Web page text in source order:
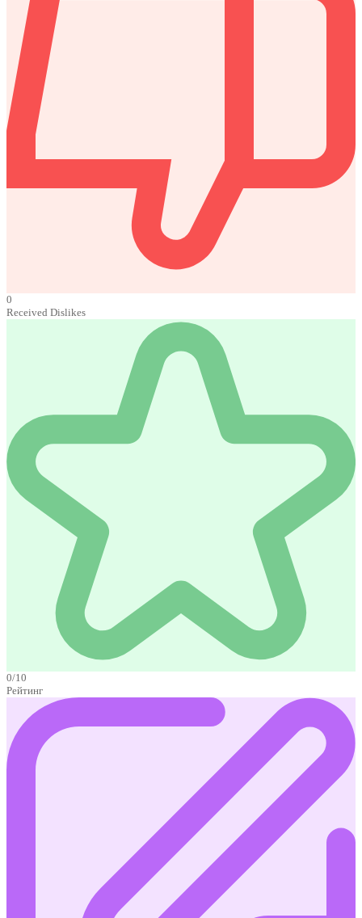
0
Received Dislikes
0/10
Рейтинг